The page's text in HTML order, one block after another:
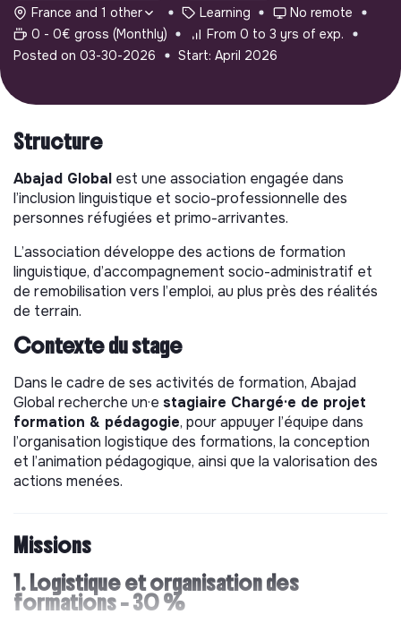
France and 1 other
Learning
No remote
0 - 0€ gross (Monthly)
From 0 to 3 yrs of exp.
Posted on 03-30-2026
Start: April 2026
Structure
Abajad Global est une association engagée dans
l’inclusion linguistique et socio-professionnelle des
personnes réfugiées et primo-arrivantes.
L’association développe des actions de formation
linguistique, d’accompagnement socio-administratif et
de remobilisation vers l’emploi, au plus près des réalités
de terrain.
Contexte du stage
Dans le cadre de ses activités de formation, Abajad
Global recherche un·e stagiaire Chargé·e de projet
formation & pédagogie, pour appuyer l’équipe dans
l’organisation logistique des formations, la conception
et l’animation pédagogique, ainsi que la valorisation des
actions menées.
Missions
1. Logistique et organisation des
formations – 30 %